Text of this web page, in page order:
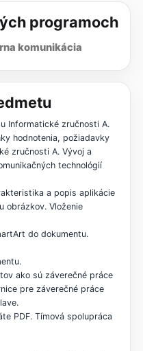
programoch
komunikácia
Informatické zručnosti A.
hodnotenia, požiadavky
zručnosti A. Vývoj a
technológií
a popis aplikácie
obrázkov. Vloženie
do dokumentu.
ako sú záverečné práce
pre záverečné práce
PDF. Tímová spolupráca